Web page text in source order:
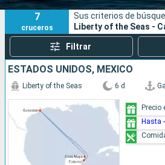
7
cruceros
Sus criterios de
Liberty of the Seas -
Filtrar
ESTADOS UNIDOS, MÉXICO
Liberty of the Seas 6 d
Precio
Hasta